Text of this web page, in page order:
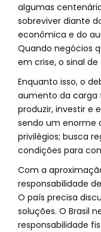
algumas
sobreviver diante
econômica e do
Quando negócios
em crise, o sinal
Enquanto isso, o
aumento da carga
produzir, investir e
sendo um enorme
privilégios; busca
condições para
Com a
responsabilidade
O país precisa
soluções. O Brasil
responsabilidade